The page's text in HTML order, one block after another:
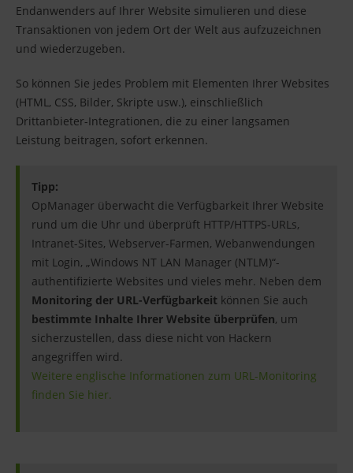
Endanwenders auf Ihrer Website simulieren und diese
Transaktionen von jedem Ort der Welt aus aufzuzeichnen
und wiederzugeben.
So können Sie jedes Problem mit Elementen Ihrer Websites
(HTML, CSS, Bilder, Skripte usw.), einschließlich
Drittanbieter-Integrationen, die zu einer langsamen
Leistung beitragen, sofort erkennen.
Tipp:
OpManager überwacht die Verfügbarkeit Ihrer Website
rund um die Uhr und überprüft HTTP/HTTPS-URLs,
Intranet-Sites, Webserver-Farmen, Webanwendungen
mit Login, „Windows NT LAN Manager (NTLM)“-
authentifizierte Websites und vieles mehr. Neben dem
Monitoring der URL-Verfügbarkeit können Sie auch
bestimmte Inhalte Ihrer Website überprüfen, um
sicherzustellen, dass diese nicht von Hackern
angegriffen wird.
Weitere englische Informationen zum URL-Monitoring
finden Sie hier.